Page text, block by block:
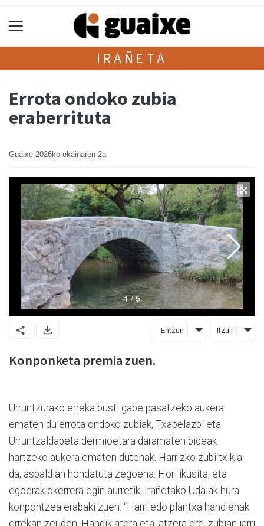
IRAÑETA
Errota ondoko zubia
eraberrituta
Guaixe 2026ko ekainaren 2a
Entzun Itzuli
Konponketa premia zuen.
Urruntzurako erreka busti gabe pasatzeko aukera
ematen du errota ondoko zubiak, Txapelazpi eta
Urruntzaldapeta dermioetara daramaten bideak
hartzeko aukera ematen dutenak. Harrizko zubi txikia
da, aspaldian hondatuta zegoena. Hori ikusita, eta
egoerak okerrera egin aurretik, Irañetako Udalak hura
konpontzea erabaki zuen. “Harri edo plantxa handienak
errekan zeuden. Handik atera eta, atzera ere, zubian jarri